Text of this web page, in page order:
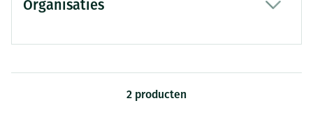
Organisaties
2 producten